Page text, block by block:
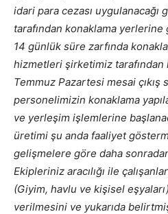
idari para cezası
tarafından konaklama yerlerine
14 günlük süre zarfında
hizmetleri şirketimiz tarafından
Temmuz Pazartesi mesai çıkış
personelimizin konaklama
ve yerleşim işlemlerine
üretimi şu anda faaliyet
gelişmelere göre daha
Ekipleriniz aracılığı ile
(Giyim, havlu ve kişisel
verilmesini ve yukarıda